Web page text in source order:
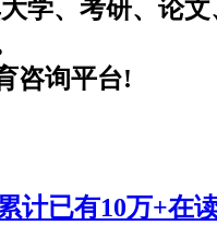
学、考研、论
咨询平台!
计已有10万+在